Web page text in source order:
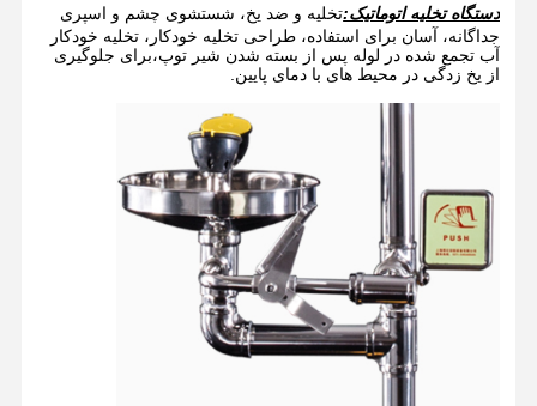
دستگاه تخلیه اتوماتیک:تخلیه و ضد یخ، شستشوی چشم و اسپری
جداگانه، آسان برای استفاده، طراحی تخلیه خودکار، تخلیه خودکار
آب تجمع شده در لوله پس از بسته شدن شیر توپ،برای جلوگیری
از یخ زدگی در محیط های با دمای پایین.